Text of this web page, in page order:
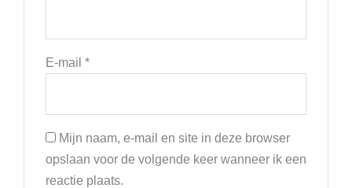
E-mail *
Mijn naam, e-mail en site in deze browser
opslaan voor de volgende keer wanneer ik een
reactie plaats.